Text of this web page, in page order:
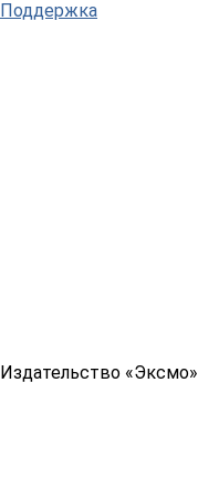
Поддержка
Издательство «Эксмо»